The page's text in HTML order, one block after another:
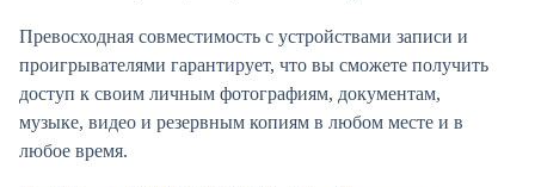
Превосходная совместимость с устройствами записи и
проигрывателями гарантирует, что вы сможете получить
доступ к своим личным фотографиям, документам,
музыке, видео и резервным копиям в любом месте и в
любое время.